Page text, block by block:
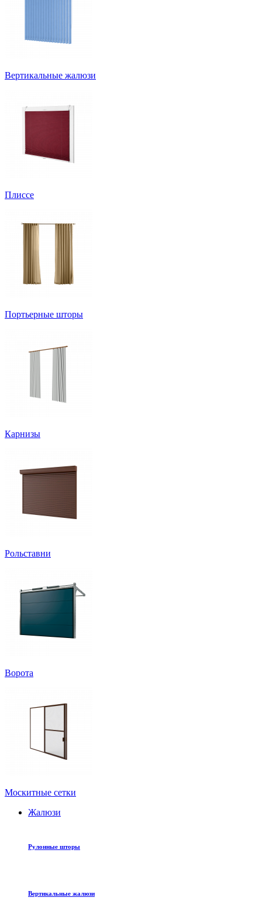
Вертикальные жалюзи
Плиссе
Портьерные шторы
Карнизы
Рольставни
Ворота
Москитные сетки
Жалюзи
Рулонные шторы
Вертикальные жалюзи